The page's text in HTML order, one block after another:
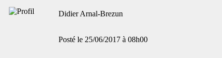
Didier Arnal-Brezun
Posté le 25/06/2017 à 08h00